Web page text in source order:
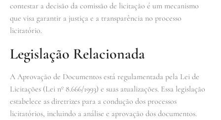
contestar a decisão da comissão de licitação é um mecanismo
que visa garantir a justiça e a transparência no processo
licitatório.
Legislação Relacionada
A Aprovação de Documentos está regulamentada pela Lei de
Licitações (Lei nº 8.666/1993) e suas atualizações. Essa legislação
estabelece as diretrizes para a condução dos processos
licitatórios, incluindo a análise e aprovação dos documentos.